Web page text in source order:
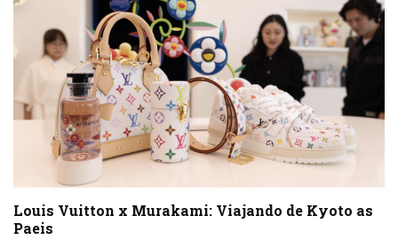
Louis Vuitton x Murakami: Viajando de Kyoto as
Paeis